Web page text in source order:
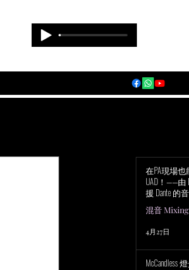
在PA現場
UAD！——由
援 Dante 的
Audio Apollo
混音 Mixing
4月27日
McCandless